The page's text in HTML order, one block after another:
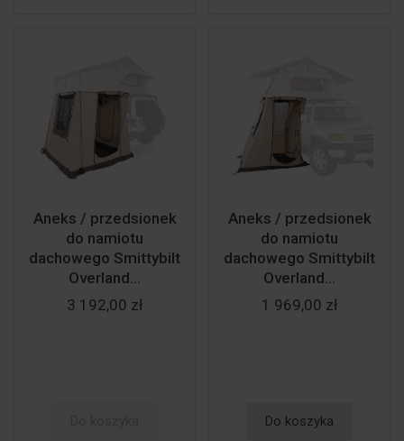
Aneks / przedsionek
do namiotu
dachowego Smittybilt
Overland...
3 192,00 zł
Aneks / przedsionek
do namiotu
dachowego Smittybilt
Overland...
1 969,00 zł
Do koszyka